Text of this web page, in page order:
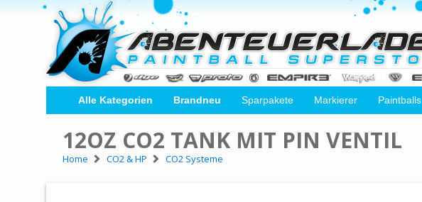
Alle Kategorien Brandneu Sparpakete Markierer Paintballs
12OZ CO2 TANK MIT PIN VENTIL
Home CO2 & HP CO2 Systeme